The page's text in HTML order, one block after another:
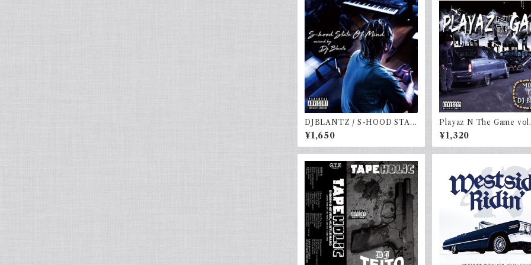
DJBLANTZ / S-HOOD STAT
E OF MIND
¥1,650
Playaz N The Game
J BI$KO
¥1,320